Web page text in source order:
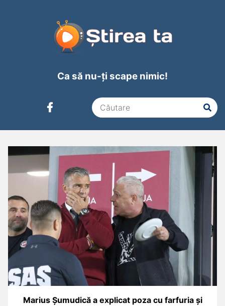
Ca să nu-ți scape nimic!
Marius Șumudică a explicat poza cu farfuria și